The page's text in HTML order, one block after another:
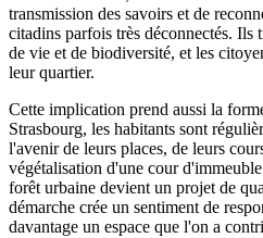
transmission des savoirs et de
citadins parfois très déconnectés. Ils
de vie et de biodiversité, et les
leur quartier.
Cette implication prend aussi la
Strasbourg, les habitants sont
l'avenir de leurs places, de leurs
végétalisation d'une cour
forêt urbaine devient un projet de
démarche crée un sentiment de
davantage un espace que l'on a